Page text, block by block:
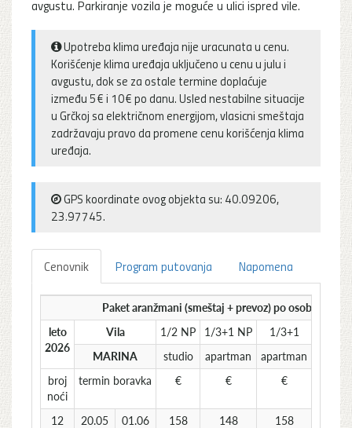
avgustu. Parkiranje vozila je moguće u ulici ispred vile.
Upotreba klima uređaja nije uracunata u cenu.
Korišćenje klima uređaja uključeno u cenu u julu i
avgustu, dok se za ostale termine doplaćuje
između 5€ i 10€ po danu. Usled nestabilne situacije
u Grčkoj sa električnom energijom, vlasicni smeštaja
zadržavaju pravo da promene cenu korišćenja klima
uređaja.
GPS koordinate ovog objekta su: 40.09206,
23.97745.
Cenovnik Program putovanja Napomena
Paket aranžmani (smeštaj + prevoz) po osobi
leto
2026
Vila 1/2 NP 1/3+1 NP 1/3+1
MARINA
studio apartman
apartman
broj
noći
termin boravka € € €
12 20.05 01.06 158 148 158